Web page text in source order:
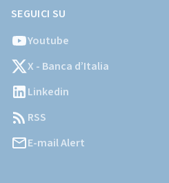
SEGUICI SU
Youtube
X - Banca d’Italia
Linkedin
RSS
E-mail Alert